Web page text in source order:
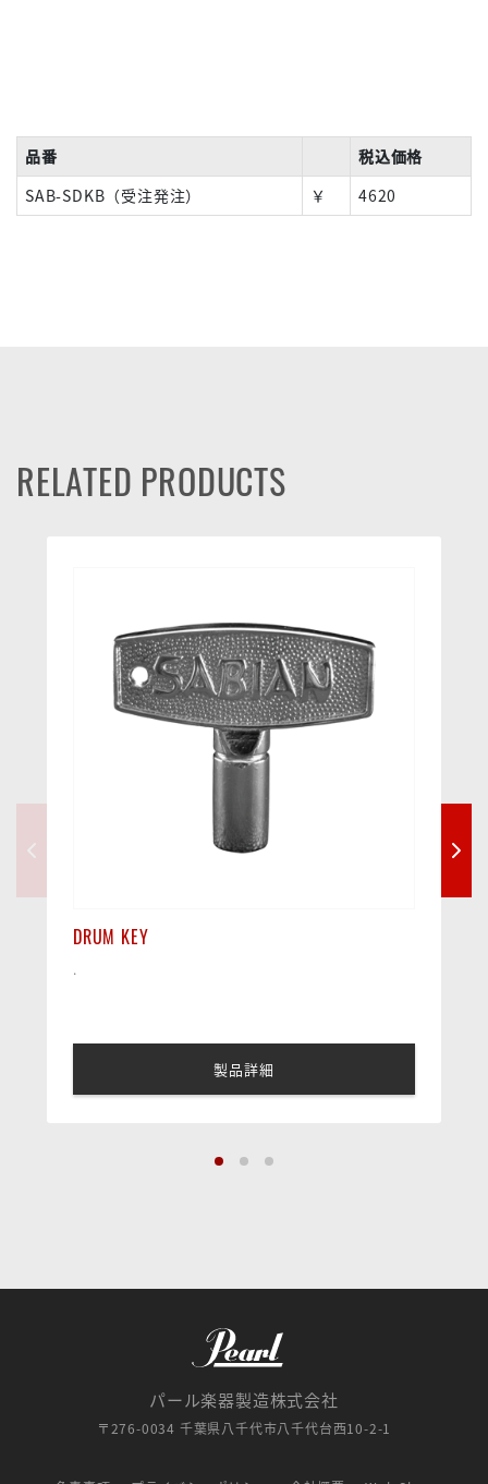
品番
税込価格
SAB-SDKB（受注発注）
￥ 4620
RELATED PRODUCTS
DRUM KEY
.
製品詳細
パール楽器製造株式会社
〒276-0034 千葉県八千代市八千代台西10-2-1